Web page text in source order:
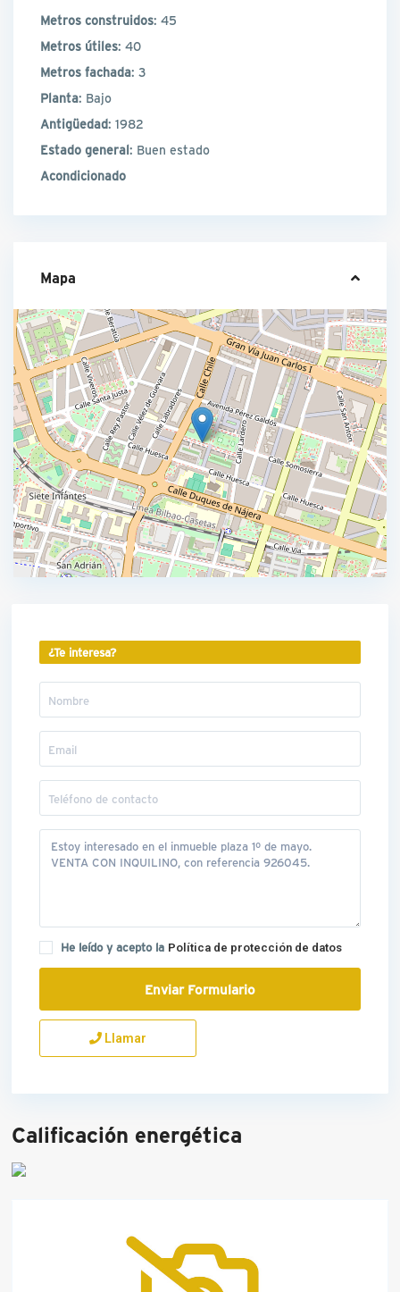
Metros construidos: 45
Metros útiles: 40
Metros fachada: 3
Planta: Bajo
Antigüedad: 1982
Estado general: Buen estado
Acondicionado
Mapa
¿Te interesa?
He leído y acepto la Política de protección de datos
Llamar
Calificación energética